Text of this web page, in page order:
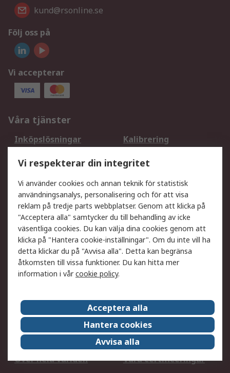
kund@rsonline.se
Följ oss på
Vi accepterar
Våra tjänster
Inköpslösningar
Kalibrering
DesignSpark
Teknisk Support
Ditt lokala säljteam
Exportlösningar
Support
Få hjälp
Retur av varor
Leverans
Spåra din order
Begär en fakturakopi
Fördelar med RS-konto
Betalningsalternativ
Om RS
Försäljningsvillkor
Det juridiska
Press Centre
Jobba hos RS
ESG
Över hela världen
Våra certificeringar
Vi respekterar din integritet
Vi använder cookies och annan teknik för statistisk
användningsanalys, personalisering och för att visa
reklam på tredje parts webbplatser. Genom att klicka på
"Acceptera alla" samtycker du till behandling av icke
väsentliga cookies. Du kan välja dina cookies genom att
klicka på "Hantera cookie-inställningar". Om du inte vill ha
detta klickar du på "Avvisa alla". Detta kan begränsa
åtkomsten till vissa funktioner. Du kan hitta mer
information i vårcookie policy.
Acceptera alla
Hantera cookies
Avvisa alla